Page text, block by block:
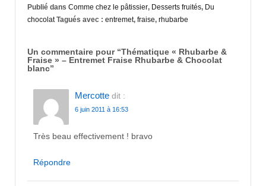
Publié dans Comme chez le pâtissier, Desserts fruités, Du
chocolatTagués avec : entremet, fraise, rhubarbe
Un commentaire pour “Thématique « Rhubarbe &
Fraise » – Entremet Fraise Rhubarbe & Chocolat
blanc”
Mercotte dit :
6 juin 2011 à 16:53
Très beau effectivement ! bravo
Répondre